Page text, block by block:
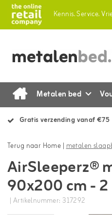
Kennis.Service.
Metalen bed
Gratis verzending vanaf €75
Terug naar Home |metalen
AirSleeperz®
90x200 cm -
| Artikelnummer: 317292